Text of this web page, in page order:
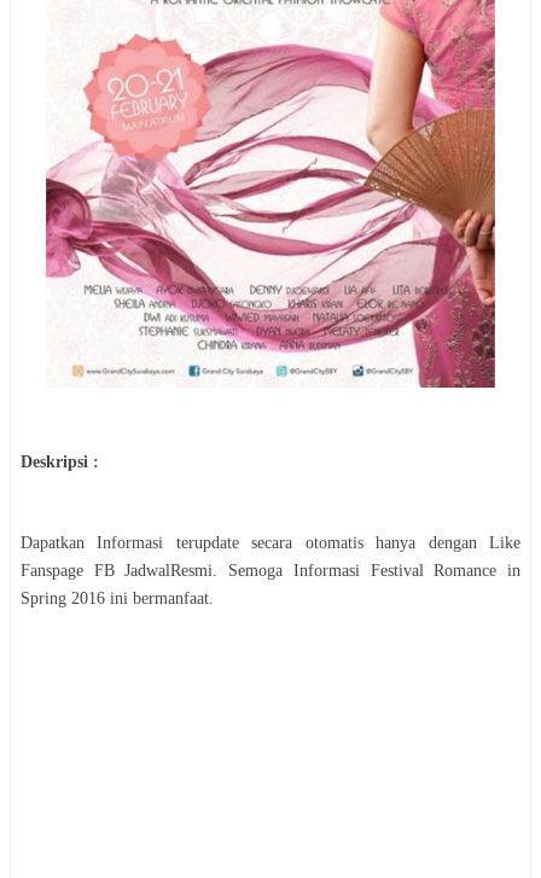
Deskripsi :
Dapatkan Informasi terupdate secara otomatis hanya dengan Like
Fanspage FB JadwalResmi. Semoga Informasi Festival Romance in
Spring 2016 ini bermanfaat.